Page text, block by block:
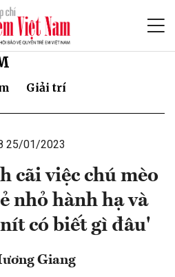
Giải trí
25/01/2023
cãi việc chú mèo
nhỏ hành hạ và
có biết gì đâu'
Giang